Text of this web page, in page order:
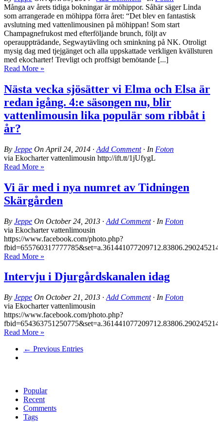
Många av årets tidiga bokningar är möhippor. Såhär säger Linda
som arrangerade en möhippa förra året: “Det blev en fantastisk
avslutning med vattenlimousinen på möhippan! Som start
Champagnefrukost med efterföljande brunch, följt av
operauppträdande, Segwaytävling och sminkning på NK. Otroligt
mysig dag med tjejgänget och alla uppskattade verkligen kvällsturen
med ekocharter! Trevligt och proffsigt bemötande [...]
Read More »
Nästa vecka sjösätter vi Elma och Elsa är
redan igång. 4:e säsongen nu, blir
vattenlimousin lika populär som ribbåt i
år?
By Jeppe On April 24, 2014 · Add Comment· In Foton
via Ekocharter vattenlimousin http://ift.tt/1jUfygL
Read More »
Vi är med i nya numret av Tidningen
Skärgården
By Jeppe On October 24, 2013 · Add Comment· In Foton
via Ekocharter vattenlimousin
https://www.facebook.com/photo.php?
Read More »
Intervju i Djurgårdskanalen idag
By Jeppe On October 21, 2013 · Add Comment· In Foton
via Ekocharter vattenlimousin
https://www.facebook.com/photo.php?
Read More »
← Previous Entries
Popular
Recent
Comments
Tags